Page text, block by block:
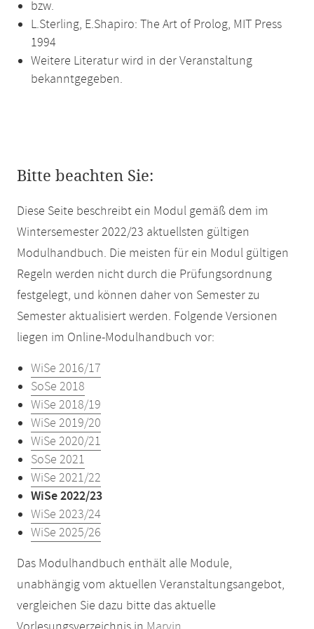
bzw.
L.Sterling, E.Shapiro: The Art of Prolog, MIT Press
1994
Weitere Literatur wird in der Veranstaltung
bekanntgegeben.
Bitte beachten Sie:
Diese Seite beschreibt ein Modul gemäß dem im
Wintersemester 2022/23 aktuellsten gültigen
Modulhandbuch. Die meisten für ein Modul gültigen
Regeln werden nicht durch die Prüfungsordnung
festgelegt, und können daher von Semester zu
Semester aktualisiert werden. Folgende Versionen
liegen im Online-Modulhandbuch vor:
WiSe 2016/17
SoSe 2018
WiSe 2018/19
WiSe 2019/20
WiSe 2020/21
SoSe 2021
WiSe 2021/22
WiSe 2022/23
WiSe 2023/24
WiSe 2025/26
Das Modulhandbuch enthält alle Module,
unabhängig vom aktuellen Veranstaltungsangebot,
vergleichen Sie dazu bitte das aktuelle